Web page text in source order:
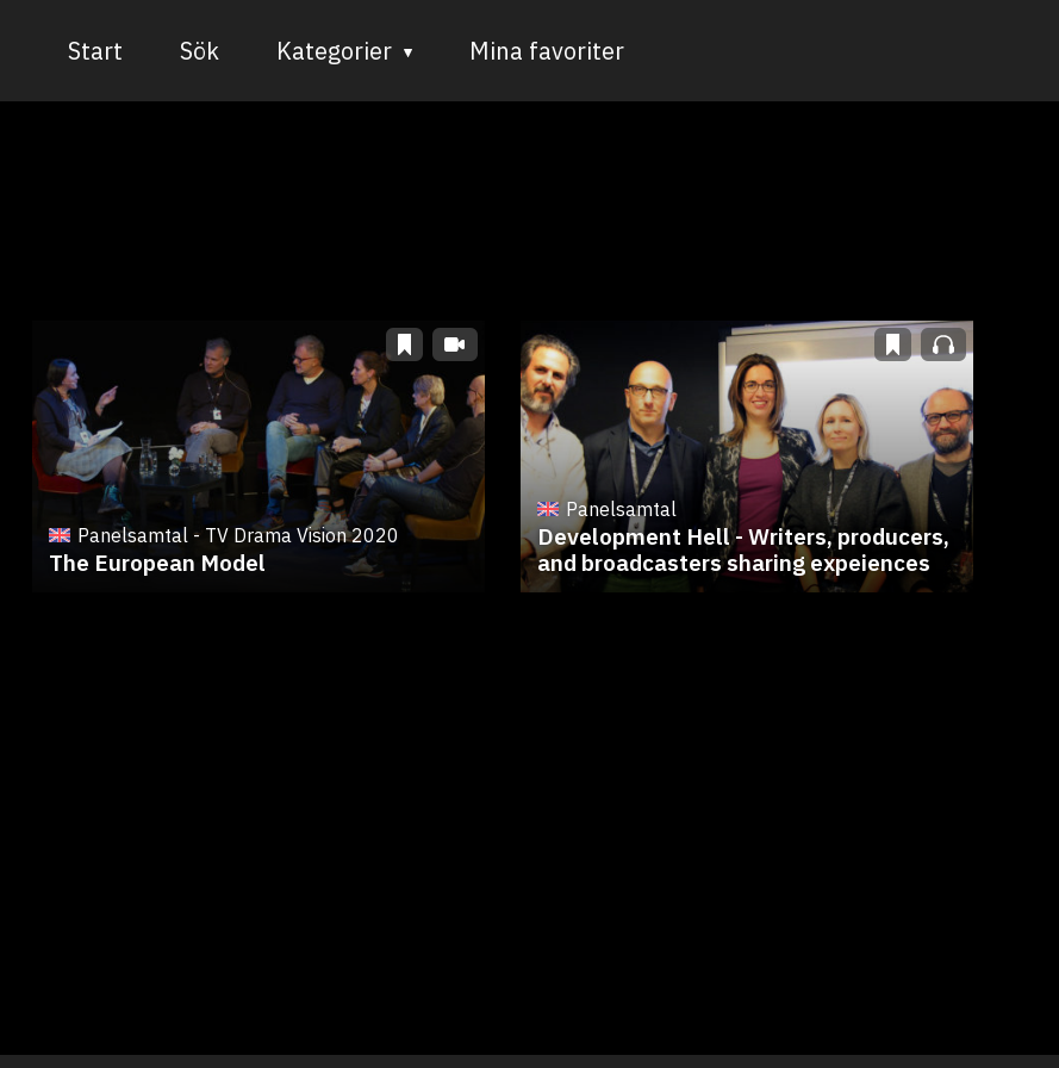
Start Sök Kategorier Mina favoriter
Panelsamtal - TV Drama Vision 2020
The European Model
Panelsamtal
Development Hell - Writers, producers,
and broadcasters sharing expeiences